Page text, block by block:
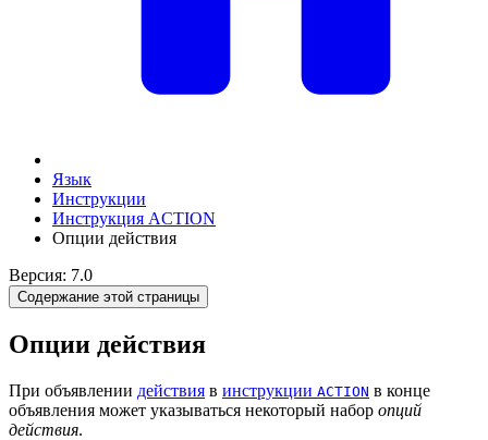
Язык
Инструкции
Инструкция ACTION
Опции действия
Версия: 7.0
Содержание этой страницы
Опции действия
При объявлении действия в инструкции ACTION в конце
объявления может указываться некоторый набор опций
действия.